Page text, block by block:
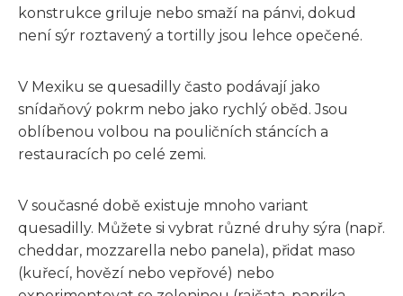
konstrukce griluje nebo smaží na pánvi, dokud
není sýr roztavený a tortilly jsou lehce opečené.
V Mexiku se quesadilly často podávají jako
snídaňový pokrm nebo jako rychlý oběd. Jsou
oblíbenou volbou na pouličních stáncích a
restauracích po celé zemi.
V současné době existuje mnoho variant
quesadilly. Můžete si vybrat různé druhy sýra (např.
cheddar, mozzarella nebo panela), přidat maso
(kuřecí, hovězí nebo vepřové) nebo